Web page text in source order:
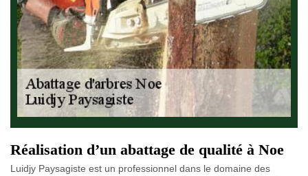
Réalisation d’un abattage de qualité à Noe
Luidjy Paysagiste est un professionnel dans le domaine des